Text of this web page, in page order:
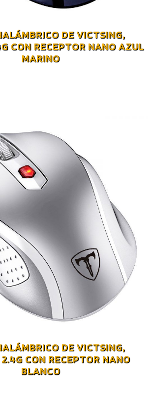
DE VICTSING,
CON RECEPTOR NANO AZUL
MARINO
DE VICTSING,
CON RECEPTOR NANO
BLANCO